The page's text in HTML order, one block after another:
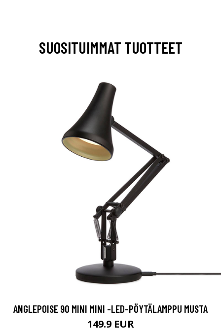
SUOSITUIMMAT TUOTTEET
ANGLEPOISE 90 MINI MINI -LED-PÖYTÄLAMPPU MUSTA
149.9 EUR